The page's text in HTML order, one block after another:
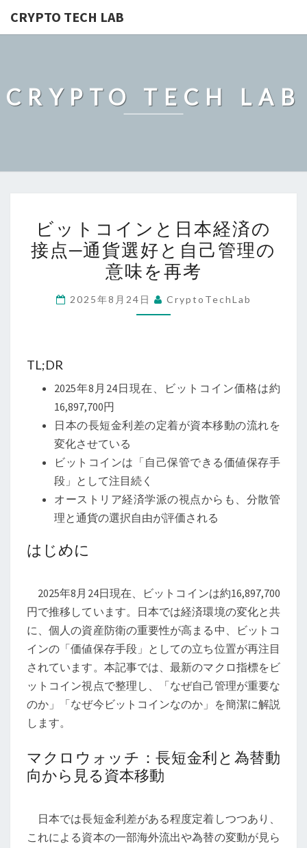
CRYPTO TECH LAB
CRYPTO TECH LAB
ッ
ト
コ
ン
済
の
接
─
貨
選
己
管
理
の
意
を
考
ビットコインと日本経済の
接点─通貨選好と自己管理の
意味を再考
2025年8月24日 CryptoTechLab
TL;DR
2025年8月24日現在、ビットコイン価格は約
16,897,700円
日本の長短金利差の定着が資本移動の流れを
変化させている
ビットコインは「自己保管できる価値保存手
段」として注目続く
オーストリア経済学派の視点からも、分散管
理と通貨の選択自由が評価される
はじめに
2025年8月24日現在、ビットコインは約16,897,700
円で推移しています。日本では経済環境の変化と共
に、個人の資産防衛の重要性が高まる中、ビットコ
インの「価値保存手段」としての立ち位置が再注目
されています。本記事では、最新のマクロ指標をビ
ットコイン視点で整理し、「なぜ自己管理が重要な
のか」「なぜ今ビットコインなのか」を簡潔に解説
します。
マクロウォッチ：長短金利と為替動
向から見る資本移動
日本では長短金利差がある程度定着しつつあり、
これによる資本の一部海外流出や為替の変動が見ら